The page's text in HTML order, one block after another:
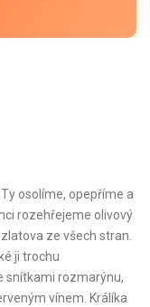
osolíme, opepříme a
rozehřejeme olivový
ze všech stran.
ji trochu
snítkami rozmarýnu,
vínem. Králíka